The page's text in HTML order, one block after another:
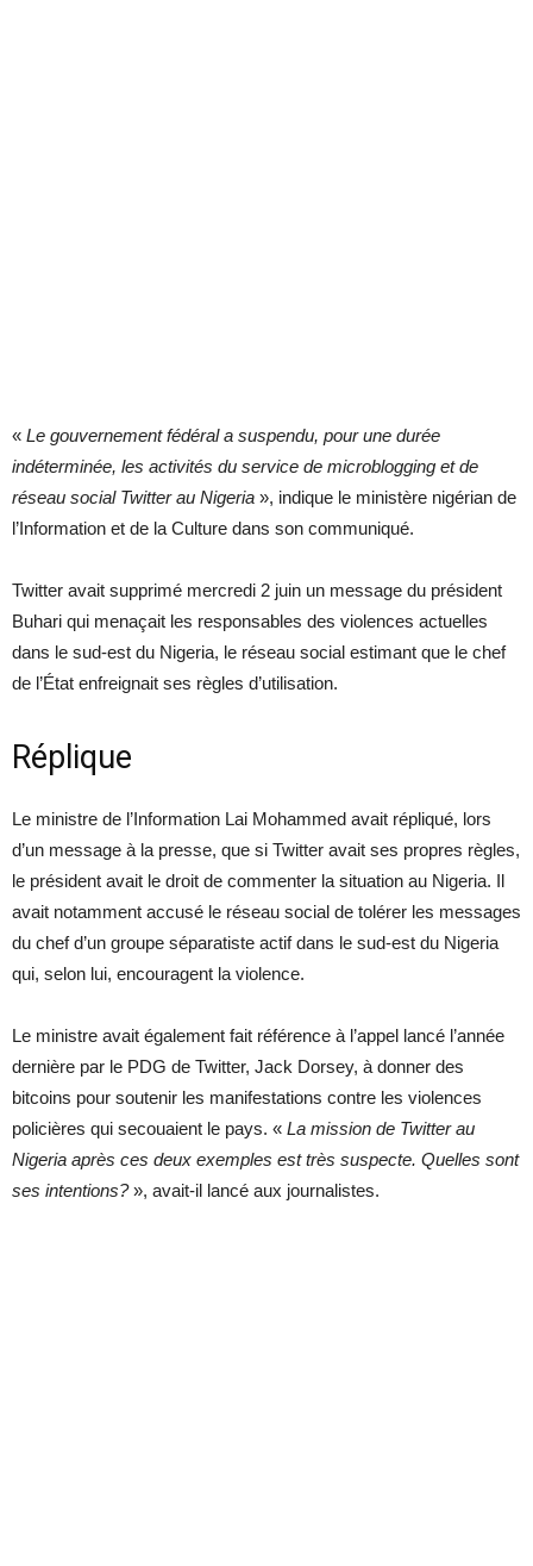
« Le gouvernement fédéral a suspendu, pour une durée
indéterminée, les activités du service de microblogging et de
réseau social Twitter au Nigeria », indique le ministère nigérian de
l’Information et de la Culture dans son communiqué.
Twitter avait supprimé mercredi 2 juin un message du président
Buhari qui menaçait les responsables des violences actuelles
dans le sud-est du Nigeria, le réseau social estimant que le chef
de l’État enfreignait ses règles d’utilisation.
Réplique
Le ministre de l’Information Lai Mohammed avait répliqué, lors
d’un message à la presse, que si Twitter avait ses propres règles,
le président avait le droit de commenter la situation au Nigeria. Il
avait notamment accusé le réseau social de tolérer les messages
du chef d’un groupe séparatiste actif dans le sud-est du Nigeria
qui, selon lui, encouragent la violence.
Le ministre avait également fait référence à l’appel lancé l’année
dernière par le PDG de Twitter, Jack Dorsey, à donner des
bitcoins pour soutenir les manifestations contre les violences
policières qui secouaient le pays. « La mission de Twitter au
Nigeria après ces deux exemples est très suspecte. Quelles sont
ses intentions?», avait-il lancé aux journalistes.